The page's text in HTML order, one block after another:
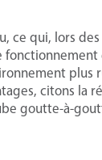
ce qui, lors
plus
citons la
goutte-à-